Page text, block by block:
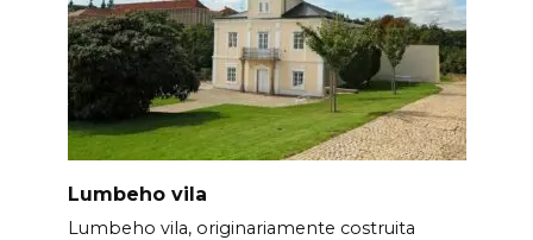
Lumbeho vila
Lumbeho vila, originariamente costruita